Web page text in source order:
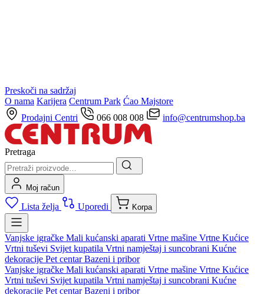
Preskoči na sadržaj
O nama Karijera Centrum Park Ćao Majstore
Prodajni Centri
066 008 008 info@centrumshop.ba
Pretraga
Moj račun
Lista želja Uporedi Korpa
Vanjske igračke Mali kućanski aparati Vrtne mašine Vrtne Kućice
Vrtni tuševi Svijet kupatila Vrtni namještaj i suncobrani Kućne
dekoracije Pet centarBazeni i pribor
Vanjske igračke Mali kućanski aparati Vrtne mašine Vrtne Kućice
Vrtni tuševi Svijet kupatila Vrtni namještaj i suncobrani Kućne
dekoracije Pet centarBazeni i pribor